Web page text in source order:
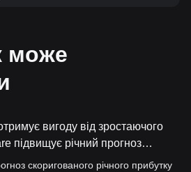
може
вигоду від зростаючого
підвищує річний прогноз
скоригованого річного прибутку